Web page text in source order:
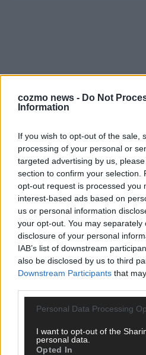
cozmo news - Do Not
Information
If you wish to opt-out of the sale,
processing of your personal or
targeted advertising by us,
section to confirm your selection.
opt-out request is processed you
interest-based ads based on
us or personal information
your opt-out. You may
disclosure of your personal
IAB’s list of downstream
also be disclosed by us to third
Downstream Participants that
Personal Data Processing
I want to opt-out of the
personal data.
Opted In
Über Redaktion |
Hier schreiben, posten und
was euch wirklich interessiert!
News, Storys und Videos, die
brandheiße Nachrichten, coole
Wichtigste raus und